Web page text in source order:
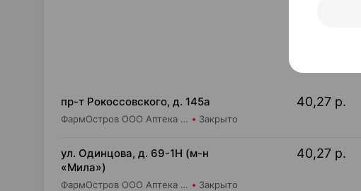
пр-т Рокоссовского, д. 145а
ФармОстров ООО Аптека №9 на Рокоссовского Закрыто
40,27 р.
ул. Одинцова, д. 69-1Н (м-н
«Мила»)
ФармОстров ООО Аптека №16 на Одинцова Закрыто
40,27 р.